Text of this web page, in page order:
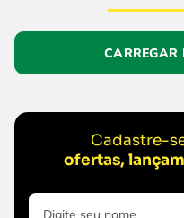
Cadastre-
ofertas,